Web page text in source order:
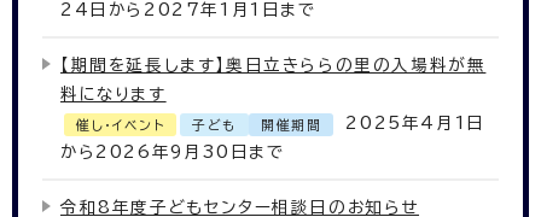
24日から2027年1月1日まで
【期間を延長します】奥日立きららの里の入場料が無
料になります
催し・イベント 子ども 開催期間
2025年4月1日
から2026年9月30日まで
令和8年度子どもセンター相談日のお知らせ